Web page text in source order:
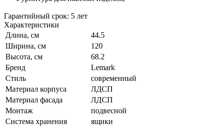
Гарантийный срок: 5 лет
Характеристики
Длина, см
44.5
Ширина, см
120
Высота, см
68.2
Бренд
Lemark
Стиль
современный
Материал корпуса
ЛДСП
Материал фасада
ЛДСП
Монтаж
подвесной
Система хранения
ящики